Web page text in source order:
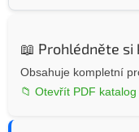
📖 Prohlédněte
Obsahuje kompletní
📁 Otevřít PDF katalog